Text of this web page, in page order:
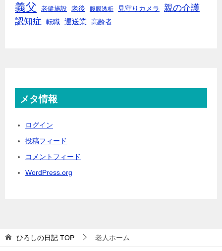
義父 老健施設 老後 腹膜透析 見守りカメラ
親の介護
認知症
転職 運送業 高齢者
メタ情報
ログイン
投稿フィード
コメントフィード
WordPress.org
ひろしの日記 TOP 老人ホーム